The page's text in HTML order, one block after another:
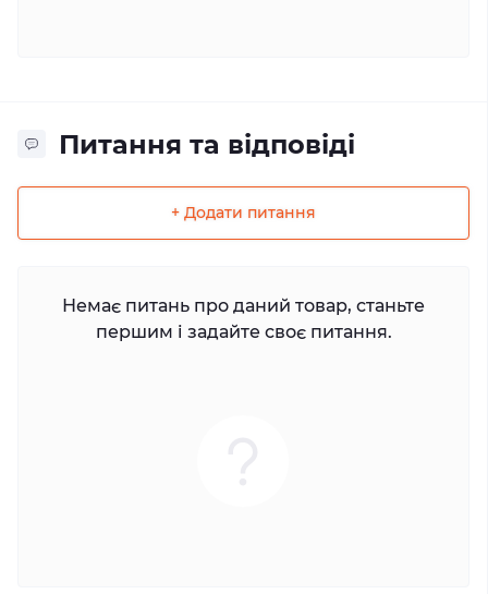
Питання та відповіді
+ Додати питання
Немає питань про даний товар, станьте
першим і задайте своє питання.